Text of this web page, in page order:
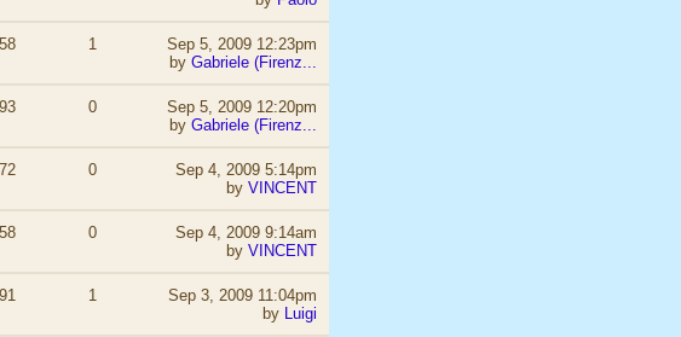
1
Sep 5, 2009 12:23pm
by Gabriele (Firenz...
0
Sep 5, 2009 12:20pm
by Gabriele (Firenz...
0
Sep 4, 2009 5:14pm
by VINCENT
0
Sep 4, 2009 9:14am
by VINCENT
1
Sep 3, 2009 11:04pm
by Luigi